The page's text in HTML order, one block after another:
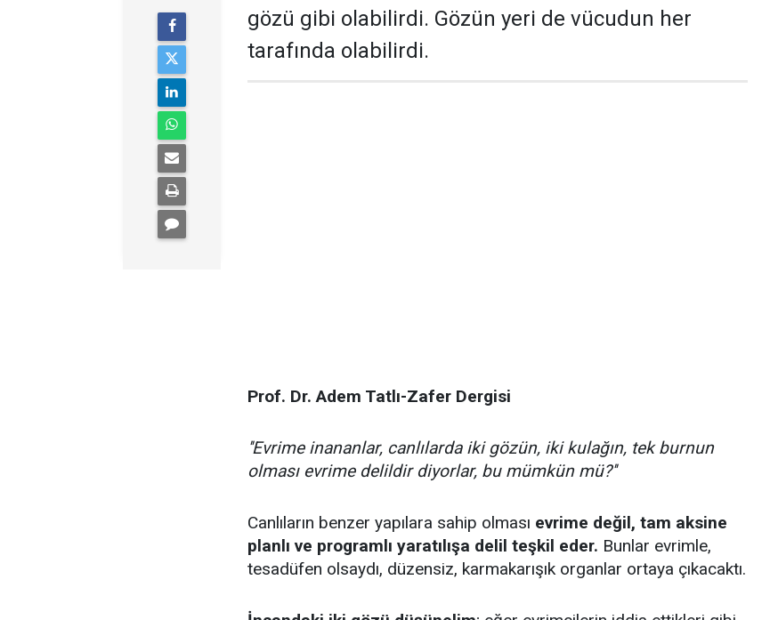
gözü gibi olabilirdi. Gözün yeri de vücudun her
tarafında olabilirdi.
Prof. Dr. Adem Tatlı-Zafer Dergisi
''Evrime inananlar, canlılarda iki gözün, iki kulağın, tek burnun
olması evrime delildir diyorlar, bu mümkün mü?''
Canlıların benzer yapılara sahip olması evrime değil, tam aksine
planlı ve programlı yaratılışa delil teşkil eder. Bunlar evrimle,
tesadüfen olsaydı, düzensiz, karmakarışık organlar ortaya çıkacaktı.